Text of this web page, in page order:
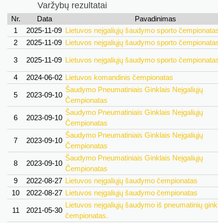
Varžybų rezultatai
Nr. Data
Pavadinimas
1
2025-11-09 Lietuvos neįgaliųjų šaudymo sporto
2
2025-11-09 Lietuvos neįgaliųjų šaudymo sporto
3 2025-11-09 Lietuvos neįgaliųjų šaudymo sporto
4 2024-06-02 Lietuvos komandinis čempionatas
5 2023-09-10
Šaudymo Pneumatiniais Ginklais Neįgaliųjų
Čempionatas
6 2023-09-10
Šaudymo Pneumatiniais Ginklais Neįgaliųjų
Čempionatas
7 2023-09-10
Šaudymo Pneumatiniais Ginklais Neįgaliųjų
Čempionatas
8 2023-09-10
Šaudymo Pneumatiniais Ginklais Neįgaliųjų
Čempionatas
9
2022-08-27 Lietuvos neįgaliųjų šaudymo čempionatas
10
2022-08-27 Lietuvos neįgaliųjų šaudymo čempionatas
11 2021-05-30
Lietuvos neįgaliųjų šaudymo iš pneumatinių
čempionatas.